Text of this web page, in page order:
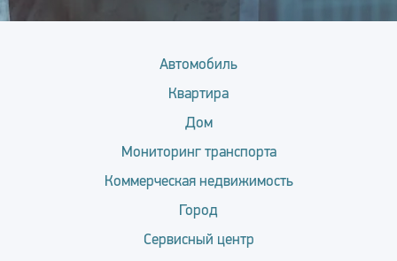
Автомобиль
Квартира
Дом
Мониторинг транспорта
Коммерческая недвижимость
Город
Сервисный центр